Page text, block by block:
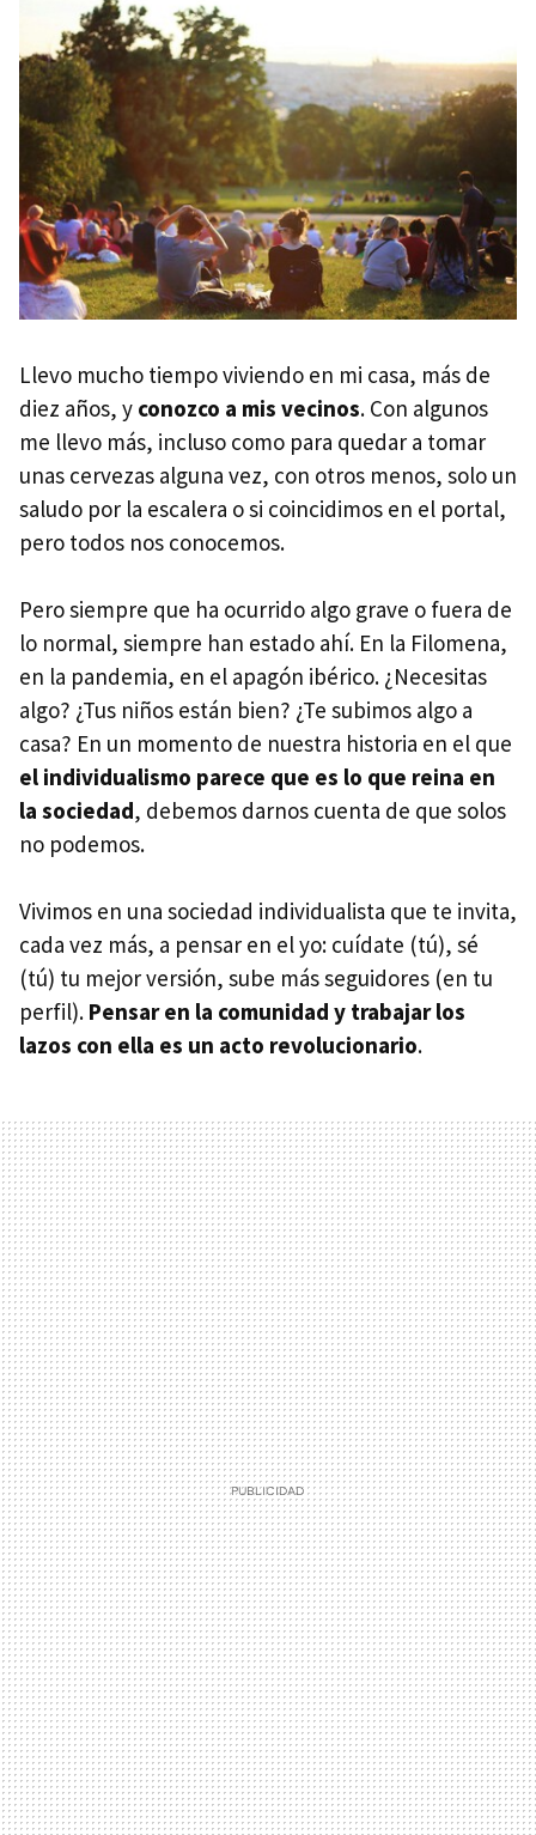
Llevo mucho tiempo viviendo en mi casa, más de
diez años, y conozco a mis vecinos. Con algunos
me llevo más, incluso como para quedar a tomar
unas cervezas alguna vez, con otros menos, solo un
saludo por la escalera o si coincidimos en el portal,
pero todos nos conocemos.
Pero siempre que ha ocurrido algo grave o fuera de
lo normal, siempre han estado ahí. En la Filomena,
en la pandemia, en el apagón ibérico. ¿Necesitas
algo? ¿Tus niños están bien? ¿Te subimos algo a
casa? En un momento de nuestra historia en el que
el individualismo parece que es lo que reina en
la sociedad, debemos darnos cuenta de que solos
no podemos.
Vivimos en una sociedad individualista que te invita,
cada vez más, a pensar en el yo: cuídate (tú), sé
(tú) tu mejor versión, sube más seguidores (en tu
perfil). Pensar en la comunidad y trabajar los
lazos con ella es un acto revolucionario.